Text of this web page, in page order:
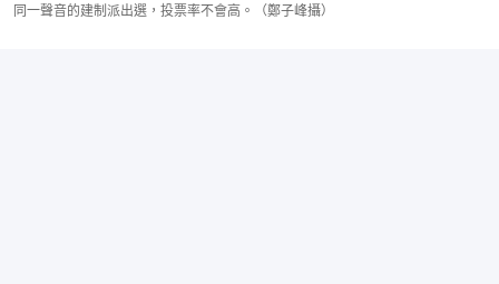
同一聲音的建制派出選，投票率不會高。（鄭子峰攝）